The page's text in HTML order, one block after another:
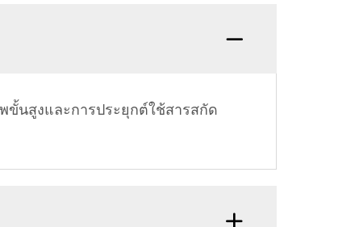
นสูงและการประยุกต์ใช้สารสกัด